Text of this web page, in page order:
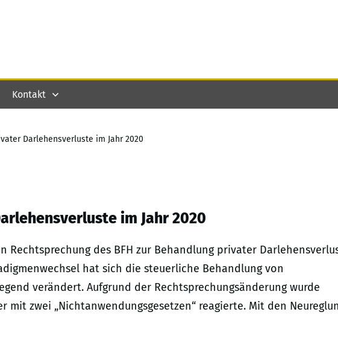
Kontakt
Darlehensverluste im Jahr 2020
im Jahr 2020
des BFH zur Behandlung privater
hat sich die steuerliche Behandlung von
verändert. Aufgrund der Rechtsprechungsänderung wurde
mit zwei „Nichtanwendungsgesetzen“ reagierte. Mit den